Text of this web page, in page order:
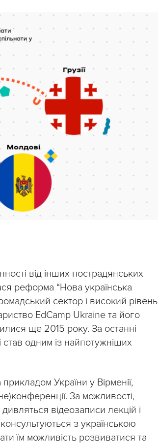
від інших пострадянських
реформа “Нова українська
сектор і високий рівень
EdCamp Ukraine та його
ще 2015 року. За останні
одним із найпотужніших
України у Вірменії,
За можливості,
відеозаписи лекцій і
з українською
їм можливість розвиватися та